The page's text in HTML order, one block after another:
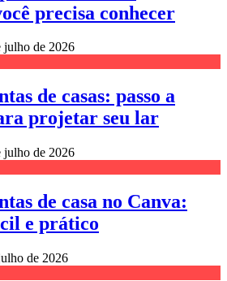
precisa conhecer
julho de 2026
de casas: passo a
projetar seu lar
julho de 2026
de casa no Canva:
e prático
de 2026